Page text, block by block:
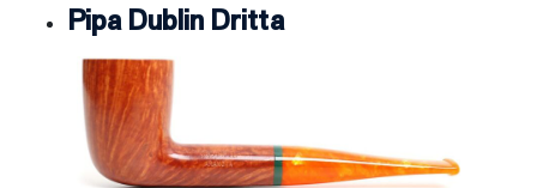
Pipa Dublin Dritta